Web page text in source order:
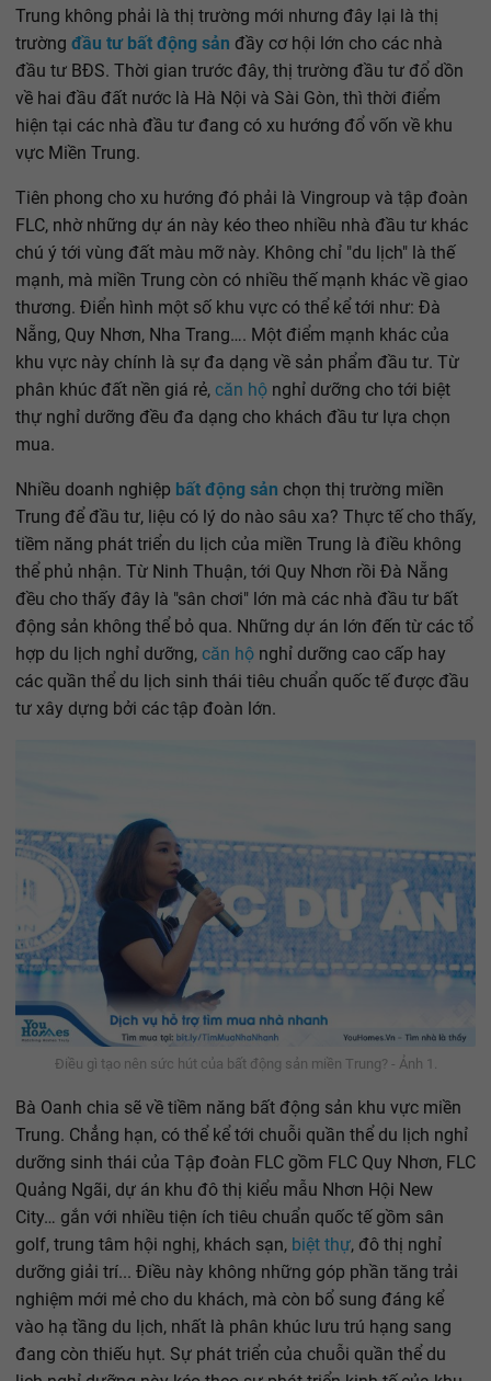
Trung không phải là thị trường mới nhưng đây lại là thị
trường đầu tư bất động sản đầy cơ hội lớn cho các nhà
đầu tư BĐS. Thời gian trước đây, thị trường đầu tư đổ dồn
về hai đầu đất nước là Hà Nội và Sài Gòn, thì thời điểm
hiện tại các nhà đầu tư đang có xu hướng đổ vốn về khu
vực Miền Trung.
Tiên phong cho xu hướng đó phải là Vingroup và tập đoàn
FLC, nhờ những dự án này kéo theo nhiều nhà đầu tư khác
chú ý tới vùng đất màu mỡ này. Không chỉ "du lịch" là thế
mạnh, mà miền Trung còn có nhiều thế mạnh khác về giao
thương. Điển hình một số khu vực có thể kể tới như: Đà
Nẵng, Quy Nhơn, Nha Trang…. Một điểm mạnh khác của
khu vực này chính là sự đa dạng về sản phẩm đầu tư. Từ
phân khúc đất nền giá rẻ, căn hộ nghỉ dưỡng cho tới biệt
thự nghỉ dưỡng đều đa dạng cho khách đầu tư lựa chọn
mua.
Nhiều doanh nghiệp bất động sản chọn thị trường miền
Trung để đầu tư, liệu có lý do nào sâu xa? Thực tế cho thấy,
tiềm năng phát triển du lịch của miền Trung là điều không
thể phủ nhận. Từ Ninh Thuận, tới Quy Nhơn rồi Đà Nẵng
đều cho thấy đây là "sân chơi" lớn mà các nhà đầu tư bất
động sản không thể bỏ qua. Những dự án lớn đến từ các tổ
hợp du lịch nghỉ dưỡng, căn hộ nghỉ dưỡng cao cấp hay
các quần thể du lịch sinh thái tiêu chuẩn quốc tế được đầu
tư xây dựng bởi các tập đoàn lớn.
Điều gì tạo nên sức hút của bất động sản miền Trung? - Ảnh 1.
Bà Oanh chia sẽ về tiềm năng bất động sản khu vực miền
Trung. Chẳng hạn, có thể kể tới chuỗi quần thể du lịch nghỉ
dưỡng sinh thái của Tập đoàn FLC gồm FLC Quy Nhơn, FLC
Quảng Ngãi, dự án khu đô thị kiểu mẫu Nhơn Hội New
City… gắn với nhiều tiện ích tiêu chuẩn quốc tế gồm sân
golf, trung tâm hội nghị, khách sạn, biệt thự, đô thị nghỉ
dưỡng giải trí... Điều này không những góp phần tăng trải
nghiệm mới mẻ cho du khách, mà còn bổ sung đáng kể
vào hạ tầng du lịch, nhất là phân khúc lưu trú hạng sang
đang còn thiếu hụt. Sự phát triển của chuỗi quần thể du